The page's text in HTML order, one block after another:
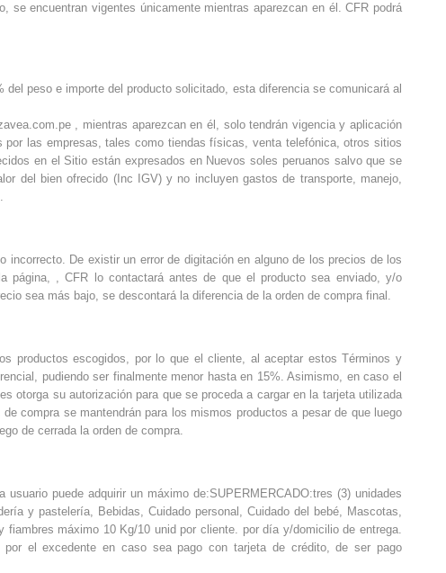
encuentran vigentes únicamente mientras aparezcan en él. CFR podrá
peso e importe del producto solicitado, esta diferencia se comunicará al
, mientras aparezcan en él, solo tendrán vigencia y aplicación
las empresas, tales como tiendas físicas, venta telefónica, otros sitios
en el Sitio están expresados en Nuevos soles peruanos salvo que se
del bien ofrecido (Inc IGV) y no incluyen gastos de transporte, manejo,
De existir un error de digitación en alguno de los precios de los
, CFR lo contactará antes de que el producto sea enviado, y/o
sea más bajo, se descontará la diferencia de la orden de compra final.
productos escogidos, por lo que el cliente, al aceptar estos Términos y
pudiendo ser finalmente menor hasta en 15%. Asimismo, en caso el
otorga su autorización para que se proceda a cargar en la tarjeta utilizada
compra se mantendrán para los mismos productos a pesar de que luego
de cerrada la orden de compra.
puede adquirir un máximo de:SUPERMERCADO:tres (3) unidades
y pastelería, Bebidas, Cuidado personal, Cuidado del bebé, Mascotas,
máximo 10 Kg/10 unid por cliente. por día y/domicilio de entrega.
el excedente en caso sea pago con tarjeta de crédito, de ser pago